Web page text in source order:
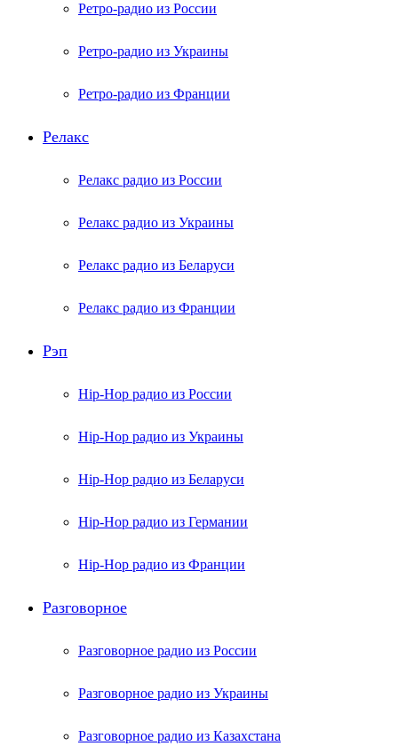
Ретро-радио из России
Ретро-радио из Украины
Ретро-радио из Франции
Релакс
Релакс радио из России
Релакс радио из Украины
Релакс радио из Беларуси
Релакс радио из Франции
Рэп
Hip-Hop радио из России
Hip-Hop радио из Украины
Hip-Hop радио из Беларуси
Hip-Hop радио из Германии
Hip-Hop радио из Франции
Разговорное
Разговорное радио из России
Разговорное радио из Украины
Разговорное радио из Казахстана